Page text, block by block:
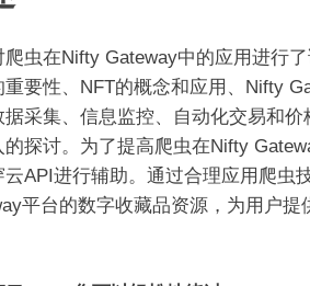
爬虫在Nifty Gateway中的应用进行
重要性、NFT的概念和应用、Nifty
据采集、信息监控、自动化交易和
的探讨。为了提高爬虫在Nifty
云API进行辅助。通过合理应用爬虫
平台的数字收藏品资源，为用户